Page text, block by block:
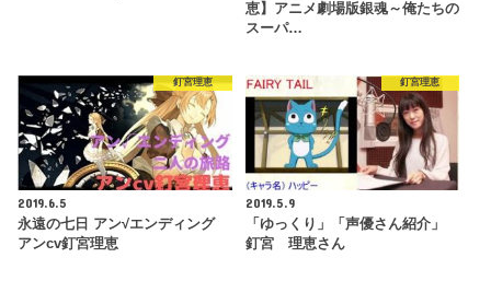
恵】アニメ劇場版銀魂～俺たちの
スーパ…
釘宮理恵
2019.6.5
永遠の七日 アン√エンディング
アンcv釘宮理恵
釘宮理恵
2019.5.9
「ゆっくり」「声優さん紹介」
釘宮 理恵さん